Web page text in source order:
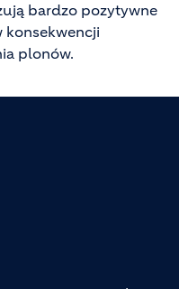
bardzo pozytywne
konsekwencji
plonów.